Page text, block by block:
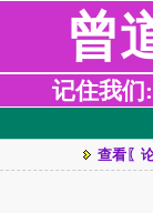
曾
记住我们
查看〖